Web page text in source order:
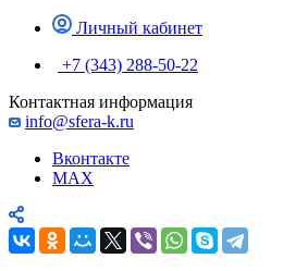
Личный кабинет
+7 (343) 288-50-22
Контактная информация
info@sfera-k.ru
Вконтакте
MAX